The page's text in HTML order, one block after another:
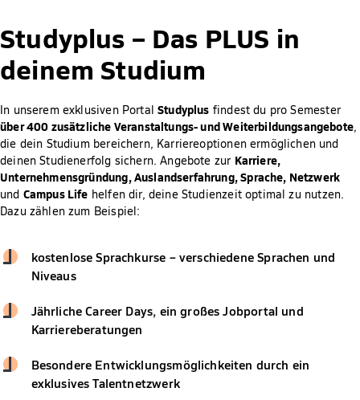
Studyplus – Das PLUS in
deinem Studium
In unserem exklusiven PortalStudyplus findest du pro Semester
über 400 zusätzliche Veranstaltungs- und Weiterbildungsangebote,
die dein Studium bereichern, Karriereoptionen ermöglichen und
deinen Studienerfolg sichern. Angebote zur Karriere,
Unternehmensgründung, Auslandserfahrung, Sprache, Netzwerk
und Campus Life helfen dir, deine Studienzeit optimal zu nutzen.
Dazu zählen zum Beispiel:
kostenlose Sprachkurse – verschiedene Sprachen und
Niveaus
Jährliche Career Days, ein großes Jobportal und
Karriereberatungen
Besondere Entwicklungsmöglichkeiten durch ein
exklusives Talentnetzwerk